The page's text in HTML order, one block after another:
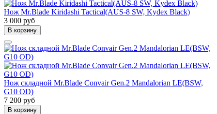
Нож Mr.Blade Kiridashi Tactical(AUS-8 SW, Kydex Black)
3 000 руб
В корзину
Нож складной Mr.Blade Convair Gen.2 Mandalorian LE(BSW,
G10 OD)
7 200 руб
В корзину